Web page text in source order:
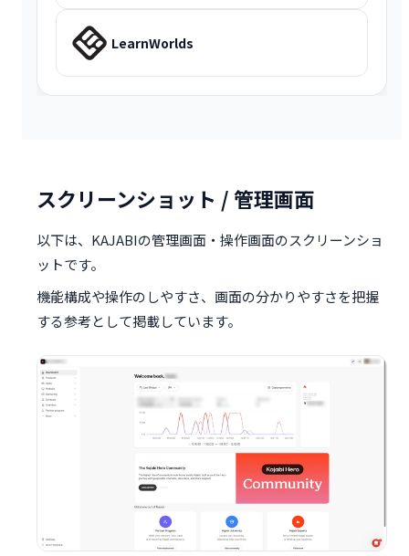
LearnWorlds
スクリーンショット / 管理画面
以下は、KAJABIの管理画面・操作画面のスクリーンショ
ットです。
機能構成や操作のしやすさ、画面の分かりやすさを把握
する参考として掲載しています。